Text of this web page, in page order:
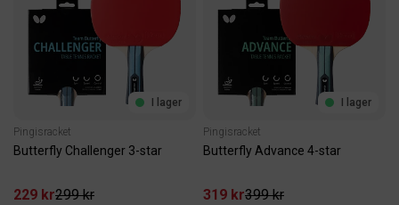
I lager
Pingisracket
Butterfly Challenger 3-star
229 kr299 kr
I lager
Pingisracket
Butterfly Advance 4-star
319 kr399 kr